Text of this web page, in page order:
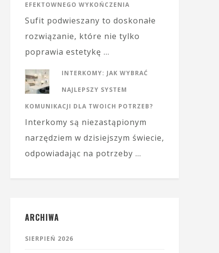
EFEKTOWNEGO WYKOŃCZENIA
Sufit podwieszany to doskonałe
rozwiązanie, które nie tylko
poprawia estetykę …
INTERKOMY: JAK WYBRAĆ
NAJLEPSZY SYSTEM
KOMUNIKACJI DLA TWOICH POTRZEB?
Interkomy są niezastąpionym
narzędziem w dzisiejszym świecie,
odpowiadając na potrzeby …
ARCHIWA
SIERPIEŃ 2026